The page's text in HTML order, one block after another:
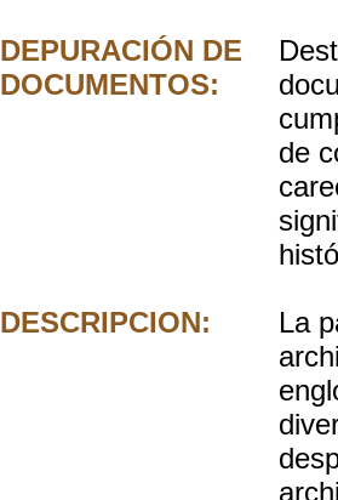
DEPURACIÓN DE
DOCUMENTOS:
de
DESCRIPCION:
La